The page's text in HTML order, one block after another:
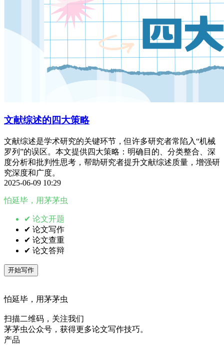
文献综述的四大策略
文献综述是学术研究的关键环节，但许多研究者常陷入“机械
罗列”的误区。本文提供四大策略：明确目的、分类整合、深
度分析和批判性思考，帮助研究者提升文献综述质量，增强研
究深度和广度。
2025-06-09 10:29
怕延毕，用茅茅虫
✔ 论文开题
✔ 论文写作
✔ 论文查重
✔ 论文答辩
开始写作
怕延毕，用茅茅虫
扫描二维码，关注我们
茅茅虫公众号，获得更多论文写作技巧。
产品